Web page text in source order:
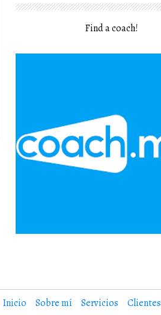
Find a coach!
Inicio Sobre mí Servicios Clientes